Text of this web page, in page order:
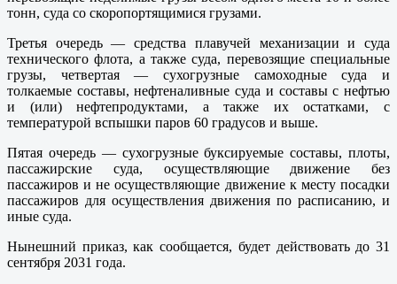
тонн, суда со скоропортящимися грузами.
Третья очередь — средства плавучей механизации и суда
технического флота, а также суда, перевозящие специальные
грузы, четвертая — сухогрузные самоходные суда и
толкаемые составы, нефтеналивные суда и составы с нефтью
и (или) нефтепродуктами, а также их остатками, с
температурой вспышки паров 60 градусов и выше.
Пятая очередь — сухогрузные буксируемые составы, плоты,
пассажирские суда, осуществляющие движение без
пассажиров и не осуществляющие движение к месту посадки
пассажиров для осуществления движения по расписанию, и
иные суда.
Нынешний приказ, как сообщается, будет действовать до 31
сентября 2031 года.